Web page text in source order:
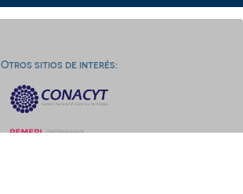
Otros sitios de interés: